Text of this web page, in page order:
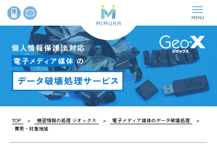
News 最新情報
Company 企業情報
Recycle 古紙リサイクル
Geo-X
TOP > 機密情報の処理 ジオックス > 電子メディア媒体のデータ破壊処理
>
費用・対象地域